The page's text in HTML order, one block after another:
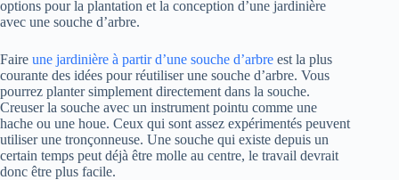
options pour la plantation et la conception d’une jardinière
avec une souche d’arbre.
Faire une jardinière à partir d’une souche d’arbre est la plus
courante des idées pour réutiliser une souche d’arbre. Vous
pourrez planter simplement directement dans la souche.
Creuser la souche avec un instrument pointu comme une
hache ou une houe. Ceux qui sont assez expérimentés peuvent
utiliser une tronçonneuse. Une souche qui existe depuis un
certain temps peut déjà être molle au centre, le travail devrait
donc être plus facile.